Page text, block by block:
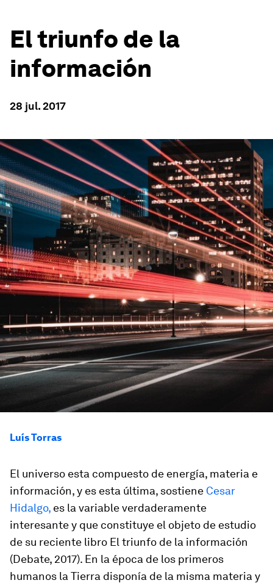
El triunfo de la
información
28 jul. 2017
Luís Torras
El universo esta compuesto de energía, materia e
información, y es esta última, sostiene Cesar
Hidalgo, es la variable verdaderamente
interesante y que constituye el objeto de estudio
de su reciente libro El triunfo de la información
(Debate, 2017). En la época de los primeros
humanos la Tierra disponía de la misma materia y